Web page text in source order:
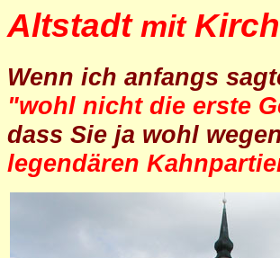
Altstadt mit
Wenn ich anfangs
"wohl nicht die erste
dass Sie ja wohl
legendären